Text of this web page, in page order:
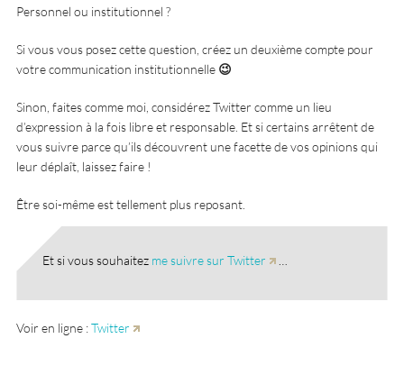
Personnel ou institutionnel ?
Si vous vous posez cette question, créez un deuxième compte pour
votre communication institutionnelle 😉
Sinon, faites comme moi, considérez Twitter comme un lieu
d’expression à la fois libre et responsable. Et si certains arrêtent de
vous suivre parce qu’ils découvrent une facette de vos opinions qui
leur déplaît, laissez faire !
Être soi-même est tellement plus reposant.
Et si vous souhaitez me suivre sur Twitter
Voir en ligne :Twitter